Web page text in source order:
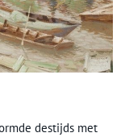
destijds met